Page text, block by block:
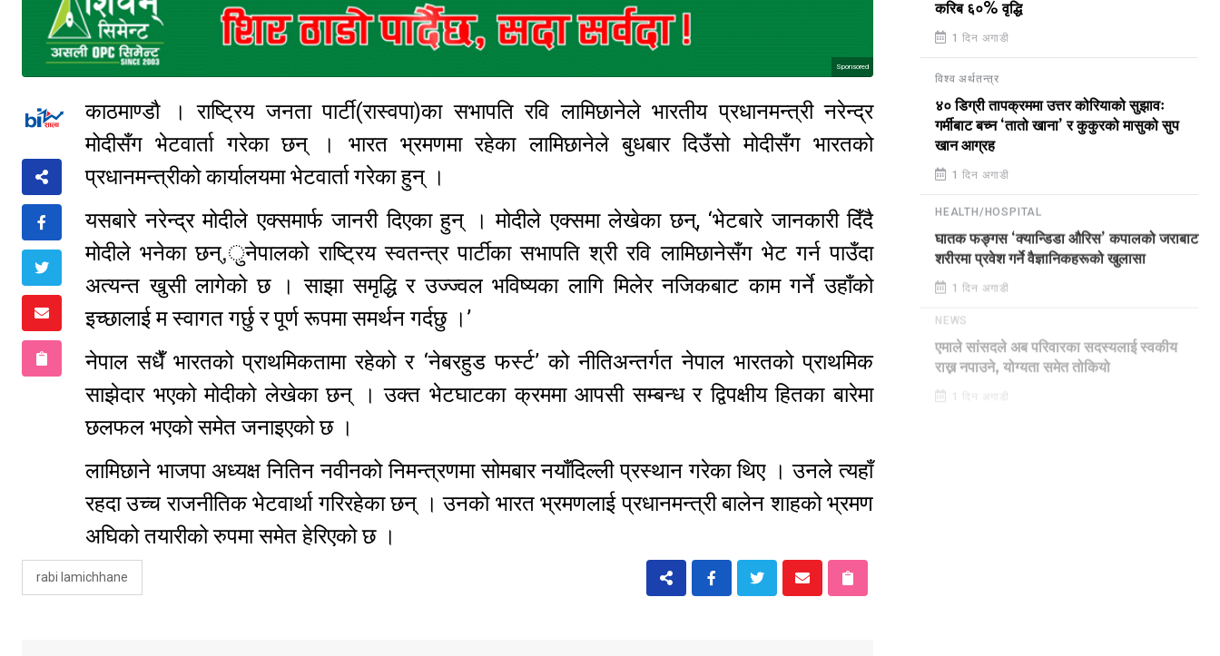
Sponsored
काठमाण्डौ । राष्ट्रिय जनता पार्टी(रास्वपा)का सभापति रवि लामिछानेले भारतीय प्रधानमन्त्री नरेन्द्र
मोदीसँग भेटवार्ता गरेका छन् । भारत भ्रमणमा रहेका लामिछानेले बुधबार दिउँसो मोदीसँग भारतको
प्रधानमन्त्रीको कार्यालयमा भेटवार्ता गरेका हुन् ।
यसबारे नरेन्द्र मोदीले एक्समार्फ जानरी दिएका हुन् । मोदीले एक्समा लेखेका छन्, ‘भेटबारे जानकारी दिँदै
मोदीले भनेका छन्,ुनेपालको राष्ट्रिय स्वतन्त्र पार्टीका सभापति श्री रवि लामिछानेसँग भेट गर्न पाउँदा
अत्यन्त खुसी लागेको छ । साझा समृद्धि र उज्ज्वल भविष्यका लागि मिलेर नजिकबाट काम गर्ने उहाँको
इच्छालाई म स्वागत गर्छु र पूर्ण रूपमा समर्थन गर्दछु ।’
नेपाल सधैँ भारतको प्राथमिकतामा रहेको र ‘नेबरहुड फर्स्ट’ को नीतिअन्तर्गत नेपाल भारतको प्राथमिक
साझेदार भएको मोदीको लेखेका छन् । उक्त भेटघाटका क्रममा आपसी सम्बन्ध र द्विपक्षीय हितका बारेमा
छलफल भएको समेत जनाइएको छ ।
लामिछाने भाजपा अध्यक्ष नितिन नवीनको निमन्त्रणमा सोमबार नयाँदिल्ली प्रस्थान गरेका थिए । उनले त्यहाँ
रहदा उच्च राजनीतिक भेटवार्था गरिरहेका छन् । उनको भारत भ्रमणलाई प्रधानमन्त्री बालेन शाहको भ्रमण
अघिको तयारीको रुपमा समेत हेरिएको छ ।
rabi lamichhane
करिब ६०% वृद्धि
1 दिन अगाडी
विश्व अर्थतन्त्र
४० डिग्री तापक्रममा उत्तर कोरियाको सुझावः
गर्मीबाट बच्न ‘तातो खाना’ र कुकुरको मासुको सुप
खान आग्रह
1 दिन अगाडी
HEALTH/HOSPITAL
घातक फङ्गस ‘क्यान्डिडा औरिस’ कपालको जराबाट
शरीरमा प्रवेश गर्ने वैज्ञानिकहरूको खुलासा
1 दिन अगाडी
एमाले सांसदले अब परिवारका सदस्यलाई स्वकीय
राख्न नपाउने, योग्यता समेत तोकियो